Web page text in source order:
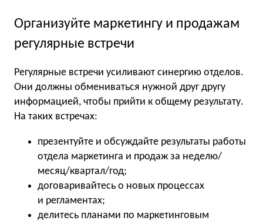
Организуйте маркетингу и продажам
регулярные встречи
Регулярные встречи усиливают синергию отделов.
Они должны обмениваться нужной друг другу
информацией, чтобы прийти к общему результату.
На таких встречах:
презентуйте и обсуждайте результаты работы
отдела маркетинга и продаж за неделю/
месяц/квартал/год;
договаривайтесь о новых процессах
и регламентах;
делитесь планами по маркетинговым